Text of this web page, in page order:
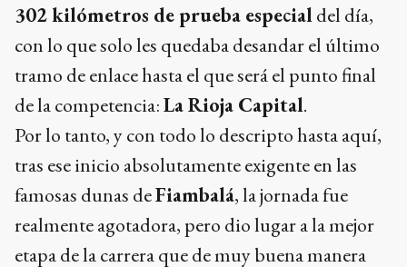
302 kilómetros de prueba especialdel día,
con lo que solo les quedaba desandar el último
tramo de enlace hasta el que será el punto final
de la competencia:La Rioja Capital.
Por lo tanto, y con todo lo descripto hasta aquí,
tras ese inicio absolutamente exigente en las
famosas dunas deFiambalá, la jornada fue
realmente agotadora, pero dio lugar a la mejor
etapa de la carrera que de muy buena manera